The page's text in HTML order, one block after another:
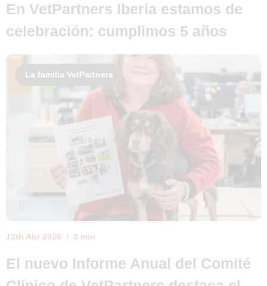
En VetPartners Iberia estamos de
celebración: cumplimos 5 años
La familia VetPartners
13th Abr 2026 3 min
El nuevo Informe Anual del Comité